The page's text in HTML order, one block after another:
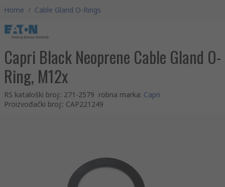
Home / Cable Gland O-Rings
Capri Black Neoprene Cable Gland O-
Ring, M12x
RS kataloški broj:: 271-2579 robna marka: Capri
Proizvođački broj:: CAP221249